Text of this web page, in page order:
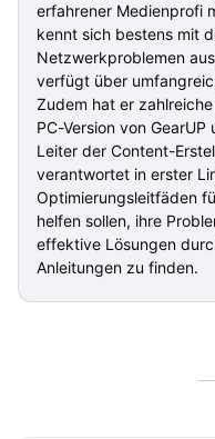
erfahrener Medienprofi
kennt sich bestens mit
Netzwerkproblemen
verfügt über
Zudem hat er
PC-Version von
Leiter der Content-
verantwortet in erster
Optimierungsleitfäden
helfen sollen, ihre
effektive Lösungen
Anleitungen zu finden.